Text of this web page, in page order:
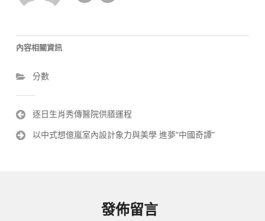
內容相關資訊
分數
文
導
逐日生肖秀傳醫院供膳運程
以中式想億嵐室內設計象力與美學 進夢“中國奇譚”
發佈留言